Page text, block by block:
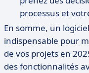
processus et
En somme, un
indispensable pour
de vos projets en
des fonctionnalités